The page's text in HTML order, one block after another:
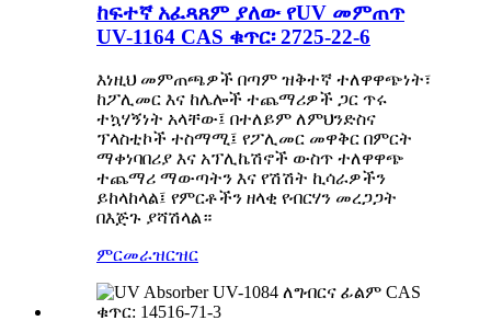
ከፍተኛ አፈጻጸም ያለው የUV መምጠጥ
UV-1164 CAS ቁጥር፡ 2725-22-6
እነዚህ መምጠጫዎች በጣም ዝቅተኛ ተለዋዋጭነት፣
ከፖሊመር እና ከሌሎች ተጨማሪዎች ጋር ጥሩ
ተኳሃኝነት አላቸው፤ በተለይም ለምህንድስና
ፕላስቲኮች ተስማሚ፤ የፖሊመር መዋቅር በምርት
ማቀነባበሪያ እና አፕሊኬሽኖች ውስጥ ተለዋዋጭ
ተጨማሪ ማውጣትን እና የሽሽት ኪሳራዎችን
ይከላከላል፤ የምርቶችን ዘላቂ የብርሃን መረጋጋት
በእጅጉ ያሻሽላል።
ምርመራዝርዝር